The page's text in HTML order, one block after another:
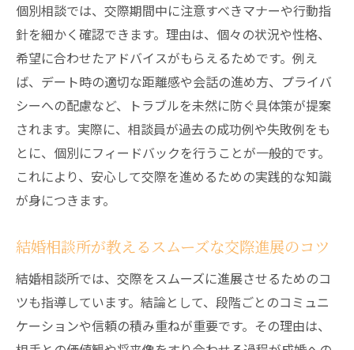
個別相談では、交際期間中に注意すべきマナーや行動指
針を細かく確認できます。理由は、個々の状況や性格、
希望に合わせたアドバイスがもらえるためです。例え
ば、デート時の適切な距離感や会話の進め方、プライバ
シーへの配慮など、トラブルを未然に防ぐ具体策が提案
されます。実際に、相談員が過去の成功例や失敗例をも
とに、個別にフィードバックを行うことが一般的です。
これにより、安心して交際を進めるための実践的な知識
が身につきます。
結婚相談所が教えるスムーズな交際進展のコツ
結婚相談所では、交際をスムーズに進展させるためのコ
ツも指導しています。結論として、段階ごとのコミュニ
ケーションや信頼の積み重ねが重要です。その理由は、